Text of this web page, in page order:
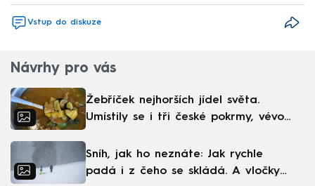
Vstup do diskuze
Návrhy pro vás
Žebříček nejhorších jídel světa.
Umístily se i tři české pokrmy, vévodí
Sníh, jak ho neznáte: Jak rychle
padá i z čeho se skládá. A vločky